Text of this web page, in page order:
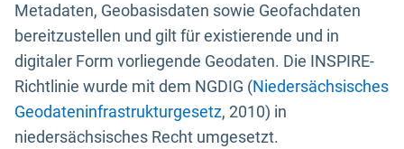
Metadaten, Geobasisdaten sowie Geofachdaten
bereitzustellen und gilt für existierende und in
digitaler Form vorliegende Geodaten. Die INSPIRE-
Richtlinie wurde mit dem NGDIG (Niedersächsisches
Geodateninfrastrukturgesetz, 2010) in
niedersächsisches Recht umgesetzt.